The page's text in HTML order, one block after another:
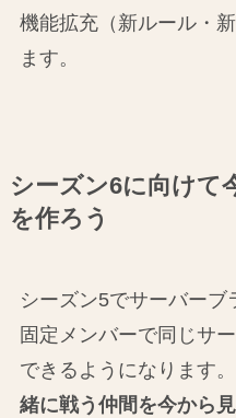
機能拡充（新ルール・
ます。
シーズン6に向けて
を作ろう
シーズン5でサーバーブ
固定メンバーで同じサ
できるようになります
緒に戦う仲間を今から